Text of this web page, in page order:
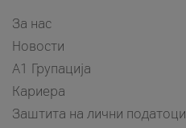
За нас
Новости
А1 Групација
Кариера
Заштита на лични податоци